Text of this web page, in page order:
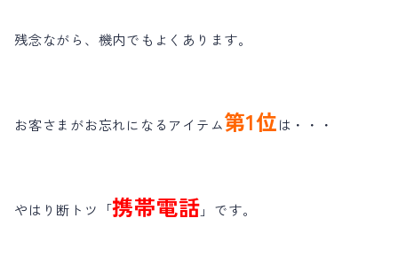
残念ながら、機内でもよくあります。
お客さまがお忘れになるアイテム第1位は・・・
やはり断トツ「携帯電話」です。